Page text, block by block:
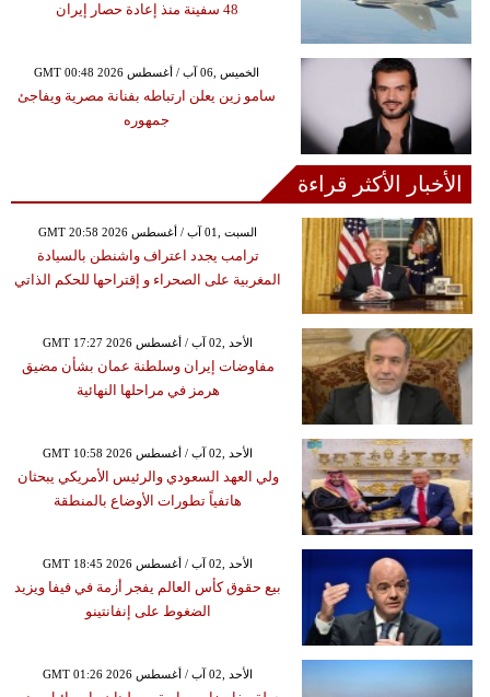
48 سفينة منذ إعادة حصار إيران
GMT 00:48 2026 الخميس ,06 آب / أغسطس
سامو زين يعلن ارتباطه بفنانة مصرية ويفاجئ
جمهوره
الأخبار الأكثر قراءة
GMT 20:58 2026 السبت ,01 آب / أغسطس
ترامب يجدد اعتراف واشنطن بالسيادة
المغربية على الصحراء و إقتراحها للحكم الذاتي
GMT 17:27 2026 الأحد ,02 آب / أغسطس
مفاوضات إيران وسلطنة عمان بشأن مضيق
هرمز في مراحلها النهائية
GMT 10:58 2026 الأحد ,02 آب / أغسطس
ولي العهد السعودي والرئيس الأمريكي يبحثان
هاتفياً تطورات الأوضاع بالمنطقة
GMT 18:45 2026 الأحد ,02 آب / أغسطس
بيع حقوق كأس العالم يفجر أزمة في فيفا ويزيد
الضغوط على إنفانتينو
GMT 01:26 2026 الأحد ,02 آب / أغسطس